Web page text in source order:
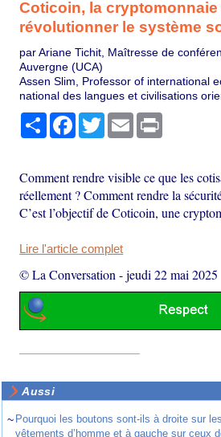
Coticoin, la
révolutionner le système
par Ariane Tichit, Maîtresse de
Auvergne (UCA)
Assen Slim, Professor of international
national des langues et civilisations
PartagerFacebook
TwitterEmail
Comment rendre visible ce que les
réellement ? Comment rendre la
C’est l’objectif de Coticoin, une
Lire l'article complet
© La Conversation -jeudi 22 mai 2025
Aussi
~ Pourquoi les boutons sont-ils à droite sur les
vêtements d’homme et à gauche sur ceux